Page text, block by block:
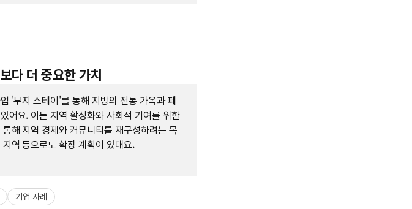
다 더 중요한 가치
'무지 스테이'를 통해 지방의 전통 가옥과 폐
어요. 이는 지역 활성화와 사회적 기여를 위한
해 지역 경제와 커뮤니티를 재구성하려는 목
역 등으로도 확장 계획이 있대요.
기업 사례